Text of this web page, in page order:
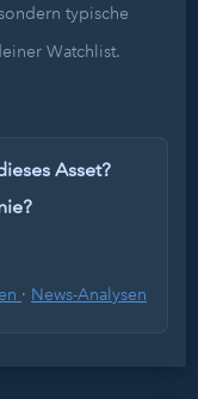
typische
Watchlist.
Asset?
· News-Analysen